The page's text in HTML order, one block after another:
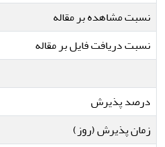
نسبت مشاهده بر مقاله
نسبت دریافت فایل بر مقاله
درصد پذیرش
زمان پذیرش (روز)